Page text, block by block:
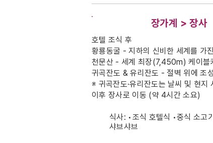
장가계 > 장사
호텔 조식 후
황룡동굴 - 지하의 신비한 세계를 가
천문산 - 세계 최장(7,450m) 케이블
귀곡잔도 & 유리잔도 - 절벽 위에 조
※ 귀곡잔도·유리잔도는 날씨 및 현지
이후 장사로 이동 (약 4시간 소요)
식사: •조식 호텔식 •중식 소고
샤브샤브